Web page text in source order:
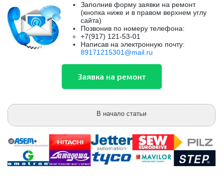
Заполнив форму заявки на ремонт
(кнопка ниже и в правом верхнем углу
сайта)
Позвонив по номеру телефона:
+7(917) 121-53-01
Написав на электронную почту:
89171215301@mail.ru
В начало статьи